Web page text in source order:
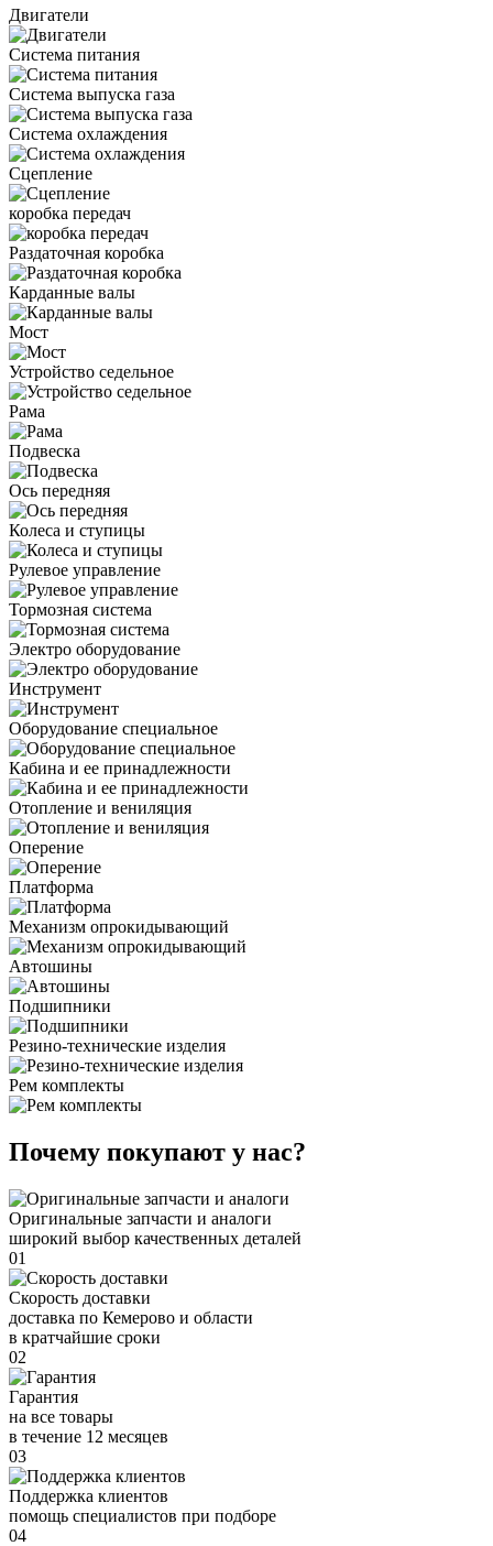
Двигатели
Система питания
Система выпуска газа
Система охлаждения
Сцепление
коробка передач
Раздаточная коробка
Карданные валы
Мост
Устройство седельное
Рама
Подвеска
Ось передняя
Колеса и ступицы
Рулевое управление
Тормозная система
Электро оборудование
Инструмент
Оборудование специальное
Кабина и ее принадлежности
Отопление и вениляция
Оперение
Платформа
Механизм опрокидывающий
Автошины
Подшипники
Резино-технические изделия
Рем комплекты
Почему покупают у нас?
Оригинальные запчасти и аналоги
широкий выбор качественных деталей
01
Скорость доставки
доставка по Кемерово и области
в кратчайшие сроки
02
Гарантия
на все товары
в течение 12 месяцев
03
Поддержка клиентов
помощь специалистов при подборе
04